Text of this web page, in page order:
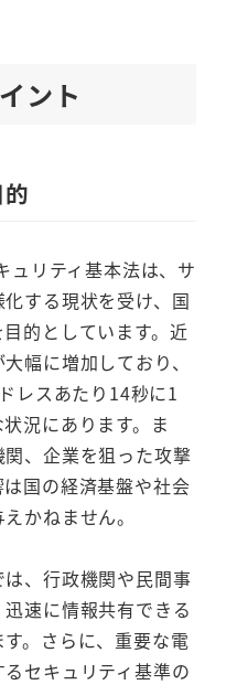
ント
ュリティ基本法は、サ
する現状を受け、国
的としています。近
幅に増加しており、
レスあたり14秒に1
況にあります。ま
、企業を狙った攻撃
国の経済基盤や社会
かねません。
、行政機関や民間事
速に情報共有できる
。さらに、重要な電
セキュリティ基準の